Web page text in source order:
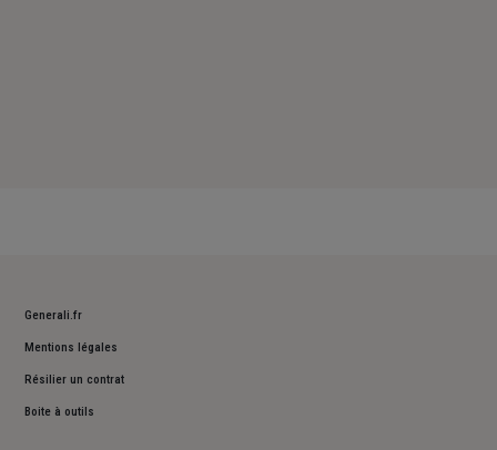
Generali.fr
Mentions légales
Résilier un contrat
Boite à outils